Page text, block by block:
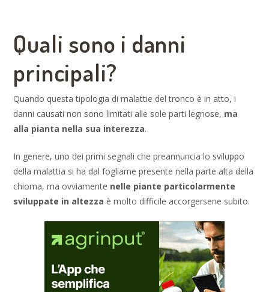
Quali sono i danni
principali?
Quando questa tipologia di malattie del tronco è in atto, i
danni causati non sono limitati alle sole parti legnose, ma
alla pianta nella sua interezza.
In genere, uno dei primi segnali che preannuncia lo sviluppo
della malattia si ha dal fogliame presente nella parte alta della
chioma, ma ovviamente nelle piante particolarmente
sviluppate in altezza è molto difficile accorgersene subito.